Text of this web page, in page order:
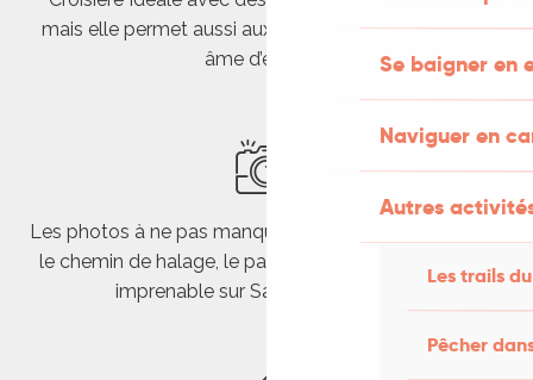
Se baigner en
Naviguer en
Autres
Les trails
Pêcher
mais elle permet aussi aux adultes de retrouver leur
âme d’enfants
Les photos à ne pas manquer : les falaises de calcaire,
le chemin de halage, le passage de l’écluse et la vue
imprenable sur Saint-Cirq-Lapopie